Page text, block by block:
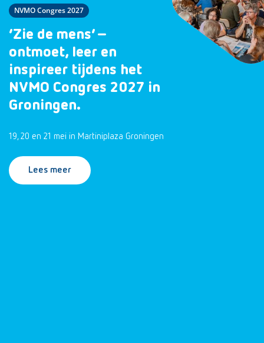
NVMO Congres 2027
‘Zie de mens’ –
ontmoet, leer en
inspireer tijdens het
NVMO Congres 2027 in
Groningen.
19, 20 en 21 mei in Martiniplaza Groningen
Lees meer